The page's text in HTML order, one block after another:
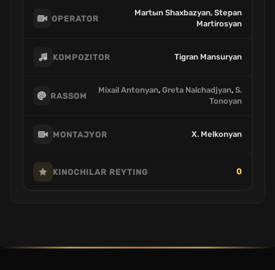
OPERATOR
Martыn Shaxbazyan, Stepan
Martirosyan
KOMPOZITOR Tigran Mansuryan
RASSOM
Mixail Antonyan, Greta Nalchadjyan, S.
Tonoyan
MONTAJYOR X. Melkonyan
KINOCHILAR REYTING 0